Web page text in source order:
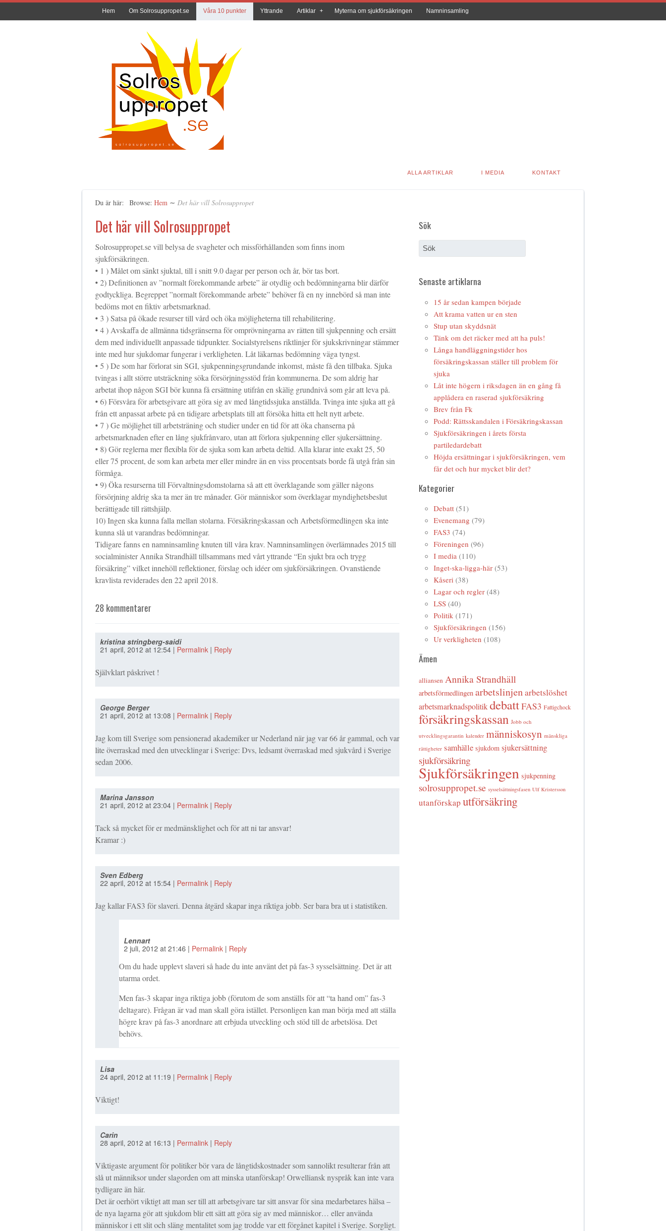
Hem Om Solrosuppropet.se Våra 10 punkter Yttrande Artiklar Myterna om sjukförsäkringen Namninsamling
ALLA ARTIKLAR I MEDIA KONTAKT
Du är här: Browse: Hem ∼ Det här vill Solrosuppropet
Det här vill Solrosuppropet
Solrosuppropet.se vill belysa de svagheter och missförhållanden som finns inom
sjukförsäkringen.
• 1 ) Målet om sänkt sjuktal, till i snitt 9.0 dagar per person och år, bör tas bort.
• 2) Definitionen av ”normalt förekommande arbete” är otydlig och bedömningarna blir därför
godtyckliga. Begreppet ”normalt förekommande arbete” behöver få en ny innebörd så man inte
bedöms mot en fiktiv arbetsmarknad.
• 3 ) Satsa på ökade resurser till vård och öka möjligheterna till rehabilitering.
• 4 ) Avskaffa de allmänna tidsgränserna för omprövningarna av rätten till sjukpenning och ersätt
dem med individuellt anpassade tidpunkter. Socialstyrelsens riktlinjer för sjukskrivningar stämmer
inte med hur sjukdomar fungerar i verkligheten. Låt läkarnas bedömning väga tyngst.
• 5 ) De som har förlorat sin SGI, sjukpenningsgrundande inkomst, måste få den tillbaka. Sjuka
tvingas i allt större utsträckning söka försörjningsstöd från kommunerna. De som aldrig har
arbetat ihop någon SGI bör kunna få ersättning utifrån en skälig grundnivå som går att leva på.
• 6) Försvåra för arbetsgivare att göra sig av med långtidssjuka anställda. Tvinga inte sjuka att gå
från ett anpassat arbete på en tidigare arbetsplats till att försöka hitta ett helt nytt arbete.
• 7 ) Ge möjlighet till arbetsträning och studier under en tid för att öka chanserna på
arbetsmarknaden efter en lång sjukfrånvaro, utan att förlora sjukpenning eller sjukersättning.
• 8) Gör reglerna mer flexibla för de sjuka som kan arbeta deltid. Alla klarar inte exakt 25, 50
eller 75 procent, de som kan arbeta mer eller mindre än en viss procentsats borde få utgå från sin
förmåga.
• 9) Öka resurserna till Förvaltningsdomstolarna så att ett överklagande som gäller någons
försörjning aldrig ska ta mer än tre månader. Gör människor som överklagar myndighetsbeslut
berättigade till rättshjälp.
10) Ingen ska kunna falla mellan stolarna. Försäkringskassan och Arbetsförmedlingen ska inte
kunna slå ut varandras bedömningar.
Tidigare fanns en namninsamling knuten till våra krav. Namninsamlingen överlämnades 2015 till
socialminister Annika Strandhäll tillsammans med vårt yttrande “En sjukt bra och trygg
försäkring” vilket innehöll reflektioner, förslag och idéer om sjukförsäkringen. Ovanstående
kravlista reviderades den 22 april 2018.
28 kommentarer
kristina stringberg-saidi
21 april, 2012 at 12:54| Permalink| Reply
Självklart påskrivet !
George Berger
21 april, 2012 at 13:08 | Permalink| Reply
Jag kom till Sverige som pensionerad akademiker ur Nederland när jag var 66 år gammal, och var
lite överraskad med den utvecklingar i Sverige: Dvs, ledsamt överraskad med sjukvård i Sverige
sedan 2006.
Marina Jansson
21 april, 2012 at 23:04| Permalink| Reply
Tack så mycket för er medmänsklighet och för att ni tar ansvar!
Kramar :)
Sven Edberg
22 april, 2012 at 15:54| Permalink| Reply
Jag kallar FAS3 för slaveri. Denna åtgärd skapar inga riktiga jobb. Ser bara bra ut i statistiken.
Lennart
2 juli, 2012 at 21:46 | Permalink| Reply
Om du hade upplevt slaveri så hade du inte använt det på fas-3 sysselsättning. Det är att
utarma ordet.
Men fas-3 skapar inga riktiga jobb (förutom de som anställs för att “ta hand om” fas-3
deltagare). Frågan är vad man skall göra istället. Personligen kan man börja med att ställa
högre krav på fas-3 anordnare att erbjuda utveckling och stöd till de arbetslösa. Det
behövs.
Lisa
24 april, 2012 at 11:19 | Permalink| Reply
Viktigt!
Carin
28 april, 2012 at 16:13 | Permalink| Reply
Viktigaste argument för politiker bör vara de långtidskostnader som sannolikt resulterar från att
slå ut männiksor under slagorden om att minska utanförskap! Orwelliansk nyspråk kan inte vara
tydligare än här.
Det är oerhört viktigt att man ser till att arbetsgivare tar sitt ansvar för sina medarbetares hälsa –
de nya lagarna gör att sjukdom blir ett sätt att göra sig av med människor… eller använda
människor i ett slit och släng mentalitet som jag trodde var ett förgånet kapitel i Sverige. Sorgligt.
Sök
Senaste artiklarna
15 år sedan kampen började
Att krama vatten ur en sten
Stup utan skyddsnät
Tänk om det räcker med att ha puls!
Långa handläggningstider hos
försäkringskassan ställer till problem för
sjuka
Låt inte högern i riksdagen än en gång få
applådera en raserad sjukförsäkring
Brev från Fk
Podd: Rättsskandalen i Försäkringskassan
Sjukförsäkringen i årets första
partiledardebatt
Höjda ersättningar i sjukförsäkringen, vem
får det och hur mycket blir det?
Kategorier
Debatt(51)
Evenemang (79)
FAS3 (74)
Föreningen (96)
I media(110)
Inget-ska-ligga-här(53)
Kåseri(38)
Lagar och regler(48)
LSS(40)
Politik(171)
Sjukförsäkringen (156)
Ur verkligheten (108)
Ämen
alliansen Annika Strandhäll
arbetsförmedlingen arbetslinjenarbetslöshet
arbetsmarknadspolitikdebattFAS3 Fattigchock
försäkringskassan Jobb och
utvecklingsgarantin kalender människosyn mänskliga
rättigheter samhälle sjukdom sjukersättning
sjukförsäkring
Sjukförsäkringen sjukpenning
solrosuppropet.se sysselsättningsfasen Ulf Kristersson
utanförskap utförsäkring